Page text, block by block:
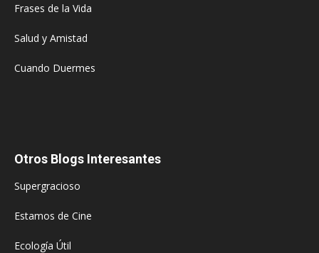
Frases de la Vida
Salud y Amistad
Cuando Duermes
Otros Blogs Interesantes
Supergracioso
Estamos de Cine
Ecología Útil